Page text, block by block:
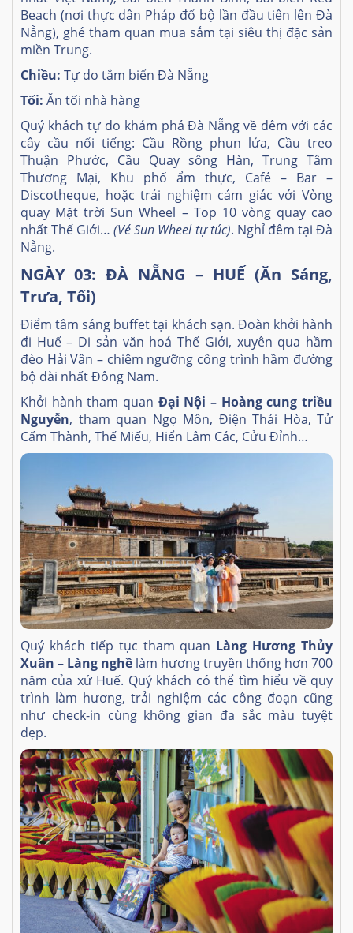
Beach (nơi thực dân Pháp đổ bộ lần đầu tiên lên Đà
Nẵng), ghé tham quan mua sắm tại siêu thị đặc sản
miền Trung.
Chiều: Tự do tắm biển Đà Nẵng
Tối: Ăn tối nhà hàng
Quý khách tự do khám phá Đà Nẵng về đêm với các
cây cầu nổi tiếng: Cầu Rồng phun lửa, Cầu treo
Thuận Phước, Cầu Quay sông Hàn, Trung Tâm
Thương Mại, Khu phố ẩm thực, Café – Bar –
Discotheque, hoặc trải nghiệm cảm giác với Vòng
quay Mặt trời Sun Wheel – Top 10 vòng quay cao
nhất Thế Giới…(Vé Sun Wheel tự túc). Nghỉ đêm tại Đà
Nẵng.
NGÀY 03: ĐÀ NẴNG – HUẾ (Ăn Sáng,
Trưa, Tối)
Điểm tâm sáng buffet tại khách sạn. Đoàn khởi hành
đi Huế – Di sản văn hoá Thế Giới, xuyên qua hầm
đèo Hải Vân – chiêm ngưỡng công trình hầm đường
bộ dài nhất Đông Nam.
Khởi hành tham quan Đại Nội – Hoàng cung triều
Nguyễn, tham quan Ngọ Môn, Điện Thái Hòa, Tử
Cấm Thành, Thế Miếu, Hiển Lâm Các, Cửu Đỉnh…
Quý khách tiếp tục tham quan Làng Hương Thủy
Xuân – Làng nghề làm hương truyền thống hơn 700
năm của xứ Huế. Quý khách có thể tìm hiểu về quy
trình làm hương, trải nghiệm các công đoạn cũng
như check-in cùng không gian đa sắc màu tuyệt
đẹp.